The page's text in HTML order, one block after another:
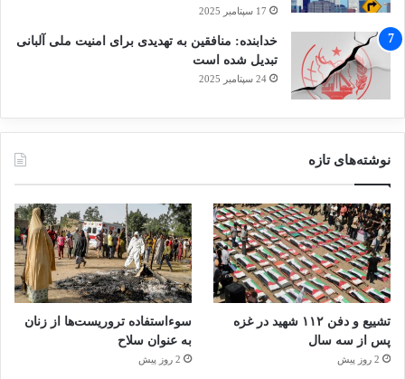
17 سپتامبر 2025
خدابنده: منافقین به تهدیدی برای امنیت ملی آلبانی
تبدیل شده است
24 سپتامبر 2025
نوشته‌های تازه
تشییع و دفن ۱۱۲ شهید در غزه
پس از سه سال
2 روز پیش
سوءاستفاده تروریست‌ها از زنان
به عنوان سلاح
2 روز پیش